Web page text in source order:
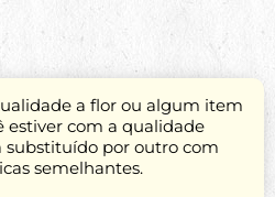
a flor ou algum item
estiver com a qualidade
substituído por outro com
semelhantes.